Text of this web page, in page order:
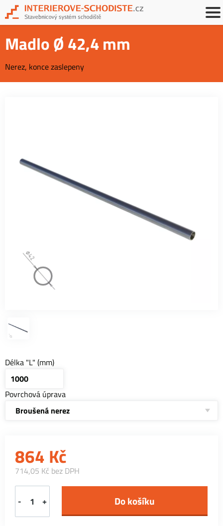
Madlo Ø 42,4 mm
Nerez, konce zaslepeny
Délka "L" (mm)
Povrchová úprava
Broušená nerez
864 Kč
714,05 Kč bez DPH
- +